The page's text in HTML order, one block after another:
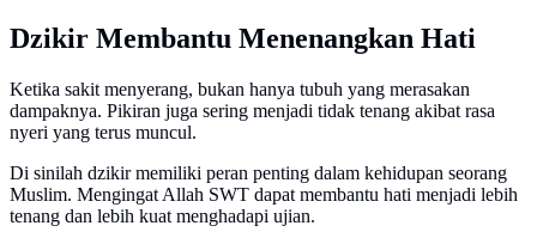
Dzikir Membantu Menenangkan Hati
Ketika sakit menyerang, bukan hanya tubuh yang merasakan
dampaknya. Pikiran juga sering menjadi tidak tenang akibat rasa
nyeri yang terus muncul.
Di sinilah dzikir memiliki peran penting dalam kehidupan seorang
Muslim. Mengingat Allah SWT dapat membantu hati menjadi lebih
tenang dan lebih kuat menghadapi ujian.